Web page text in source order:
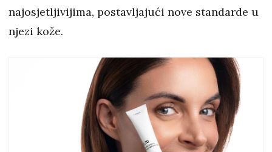
najosjetljivijima, postavljajući nove standarde u
njezi kože.